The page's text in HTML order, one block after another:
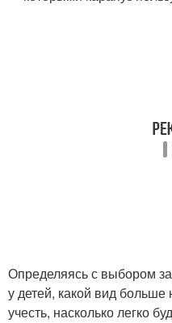
Определяясь с выбором
у детей, какой вид
учесть, насколько легко